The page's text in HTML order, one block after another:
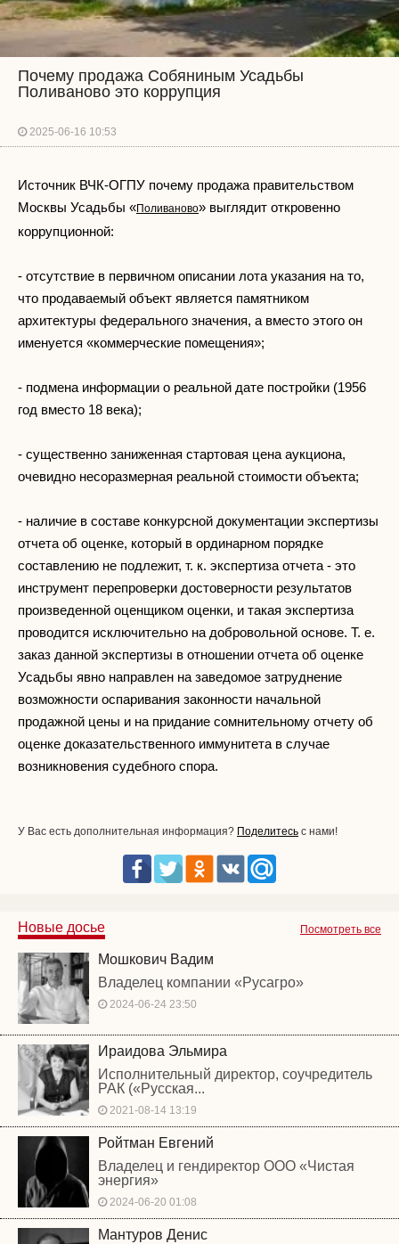
Почему продажа Собяниным Усадьбы
Поливаново это коррупция
2025-06-16 10:53
Источник ВЧК-ОГПУ почему продажа правительством
Москвы Усадьбы «Поливаново» выглядит откровенно
коррупционной:
- отсутствие в первичном описании лота указания на то,
что продаваемый объект является памятником
архитектуры федерального значения, а вместо этого он
именуется «коммерческие помещения»;
- подмена информации о реальной дате постройки (1956
год вместо 18 века);
- существенно заниженная стартовая цена аукциона,
очевидно несоразмерная реальной стоимости объекта;
- наличие в составе конкурсной документации экспертизы
отчета об оценке, который в ординарном порядке
составлению не подлежит, т. к. экспертиза отчета - это
инструмент перепроверки достоверности результатов
произведенной оценщиком оценки, и такая экспертиза
проводится исключительно на добровольной основе. Т. е.
заказ данной экспертизы в отношении отчета об оценке
Усадьбы явно направлен на заведомое затруднение
возможности оспаривания законности начальной
продажной цены и на придание сомнительному отчету об
оценке доказательственного иммунитета в случае
возникновения судебного спора.
У Вас есть дополнительная информация? Поделитесь с нами!
Посмотреть все
Новые досье
Мошкович Вадим
Владелец компании «Русагро»
2024-06-24 23:50
Ираидова Эльмира
Исполнительный директор, соучредитель
РАК («Русская...
2021-08-14 13:19
Ройтман Евгений
Владелец и гендиректор ООО «Чистая
энергия»
2024-06-20 01:08
Мантуров Денис